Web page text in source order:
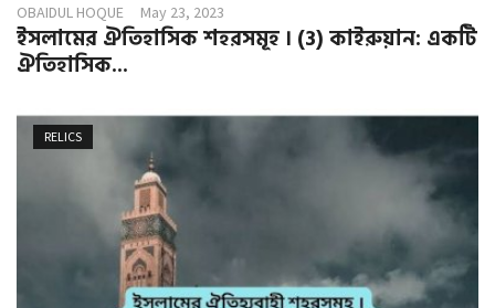
OBAIDUL HOQUE May 23, 2023
ইসলামের ঐতিহাসিক শহরসমূহ । (3) কাইরুয়ান: একটি
ঐতিহাসিক...
RELICS